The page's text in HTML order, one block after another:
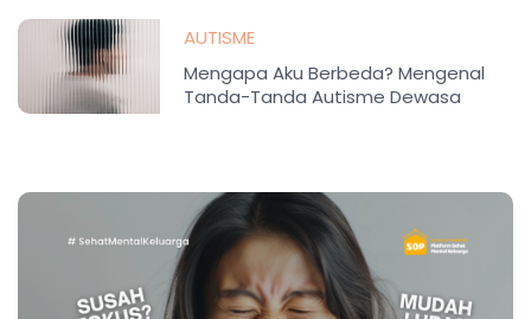
AUTISME
Mengapa Aku Berbeda? Mengenal
Tanda-Tanda Autisme Dewasa